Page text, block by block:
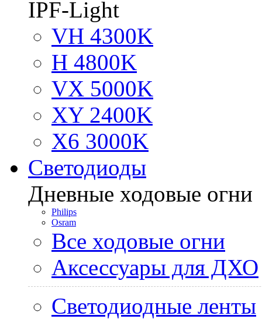
IPF-Light
VH 4300K
H 4800K
VX 5000K
XY 2400K
X6 3000K
Светодиоды
Дневные ходовые огни
Philips
Osram
Все ходовые огни
Аксессуары для ДХО
Светодиодные ленты